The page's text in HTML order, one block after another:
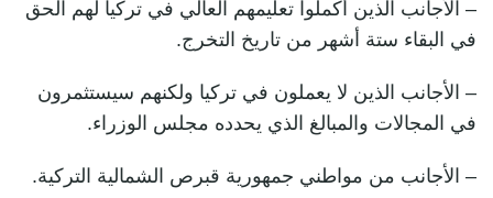
– الأجانب الذين أكملوا تعليمهم العالي في تركيا لهم الحق
في البقاء ستة أشهر من تاريخ التخرج.
– الأجانب الذين لا يعملون في تركيا ولكنهم سيستثمرون
في المجالات والمبالغ الذي يحدده مجلس الوزراء.
– الأجانب من مواطني جمهورية قبرص الشمالية التركية.